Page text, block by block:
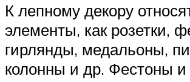
К лепному декору
элементы, как розетки,
гирлянды, медальоны,
колонны и др. Фестоны и